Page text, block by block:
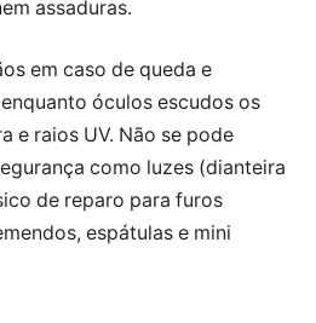
assaduras.
em caso de queda e
óculos escudos os
e raios UV. Não se pode
como luzes (dianteira
de reparo para furos
espátulas e mini